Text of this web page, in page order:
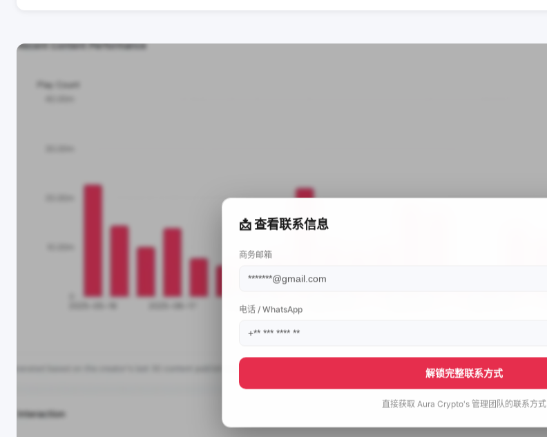
📩 查看联系信息
商务邮箱
电话 / WhatsApp
解锁完整联系方式
直接获取 Aura Crypto's 管理团队的联系方式